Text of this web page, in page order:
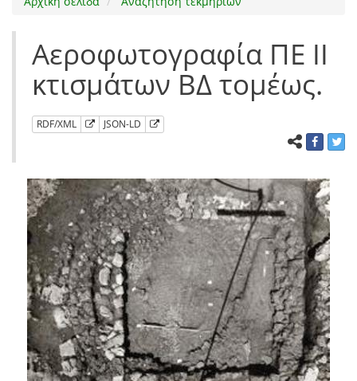
Αεροφωτογραφία ΠΕ ΙΙ
κτισμάτων ΒΔ τομέως.
RDF/XML JSON-LD